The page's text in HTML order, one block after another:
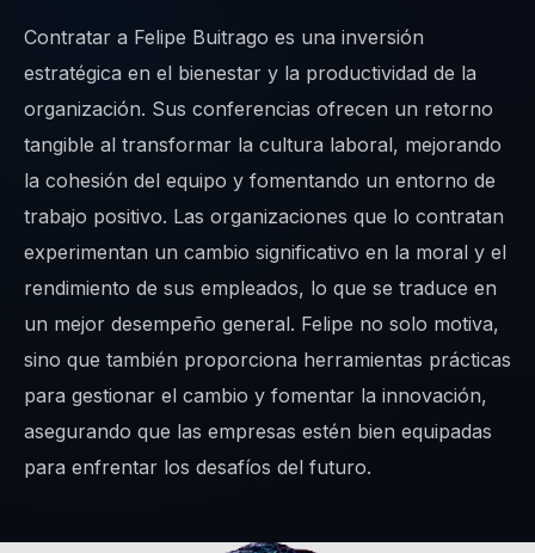
Contratar a Felipe Buitrago es una inversión
estratégica en el bienestar y la productividad de la
organización. Sus conferencias ofrecen un retorno
tangible al transformar la cultura laboral, mejorando
la cohesión del equipo y fomentando un entorno de
trabajo positivo. Las organizaciones que lo contratan
experimentan un cambio significativo en la moral y el
rendimiento de sus empleados, lo que se traduce en
un mejor desempeño general. Felipe no solo motiva,
sino que también proporciona herramientas prácticas
para gestionar el cambio y fomentar la innovación,
asegurando que las empresas estén bien equipadas
para enfrentar los desafíos del futuro.